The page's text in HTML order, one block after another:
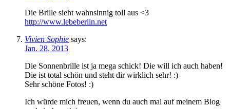
Die Brille sieht wahnsinnig toll aus <3
http://www.lebeberlin.net
Vivien Sophie says:
Jan. 28, 2013
Die Sonnenbrille ist ja mega schick! Die will ich auch haben!
Die ist total schön und steht dir wirklich sehr! :)
Sehr schöne Fotos! :)
Ich würde mich freuen, wenn du auch mal auf meinem Blog